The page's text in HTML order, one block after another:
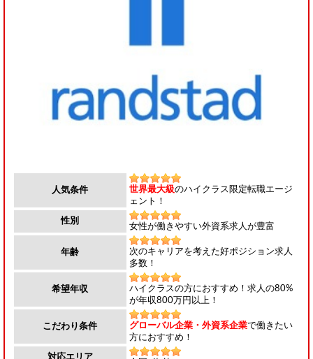
人気条件 世界最大級のハイクラス限定転職エージ
ェント！
性別
女性が働きやすい外資系求人が豊富
年齢
次のキャリアを考えた好ポジション求人
多数！
希望年収
ハイクラスの方におすすめ！求人の80%
が年収800万円以上！
こだわり条件 グローバル企業・外資系企業で働きたい
方におすすめ！
対応エリア